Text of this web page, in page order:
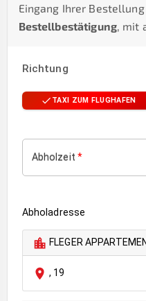
Eingang Ihrer
Bestellbestätigung, mit
Richtung
TAXI ZUM FLUGHAFEN
Abholzeit *
Abholadresse
FLEGER
, 19